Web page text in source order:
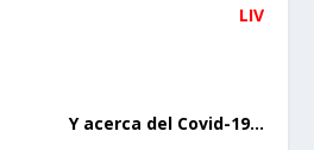
LIV
Y acerca del Covid-19…